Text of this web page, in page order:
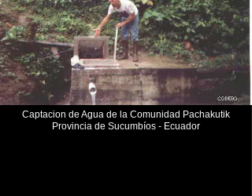
Captacion de Agua de la Comunidad Pachakutik
Provincia de Sucumbíos - Ecuador